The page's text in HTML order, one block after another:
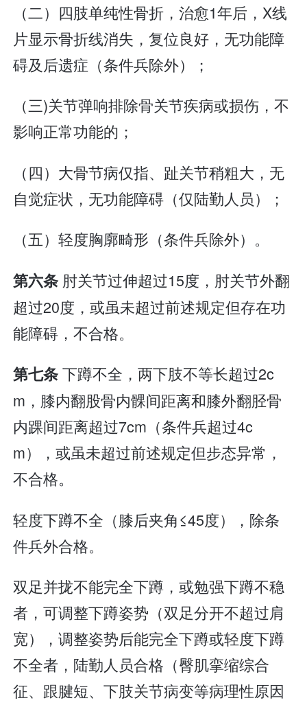
（二）四肢单纯性骨折，治愈1年后，X线
片显示骨折线消失，复位良好，无功能障
碍及后遗症（条件兵除外）；
（三)关节弹响排除骨关节疾病或损伤，不
影响正常功能的；
（四）大骨节病仅指、趾关节稍粗大，无
自觉症状，无功能障碍（仅陆勤人员）；
（五）轻度胸廓畸形（条件兵除外）。
第六条 肘关节过伸超过15度，肘关节外翻
超过20度，或虽未超过前述规定但存在功
能障碍，不合格。
第七条下蹲不全，两下肢不等长超过2c
m，膝内翻股骨内髁间距离和膝外翻胫骨
内踝间距离超过7cm（条件兵超过4c
m），或虽未超过前述规定但步态异常，
不合格。
轻度下蹲不全（膝后夹角≤45度），除条
件兵外合格。
双足并拢不能完全下蹲，或勉强下蹲不稳
者，可调整下蹲姿势（双足分开不超过肩
宽），调整姿势后能完全下蹲或轻度下蹲
不全者，陆勤人员合格（臀肌挛缩综合
征、跟腱短、下肢关节病变等病理性原因